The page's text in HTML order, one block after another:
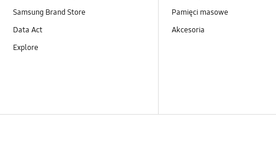
Samsung Brand Store
Data Act
Explore
Pamięci masowe
Akcesoria